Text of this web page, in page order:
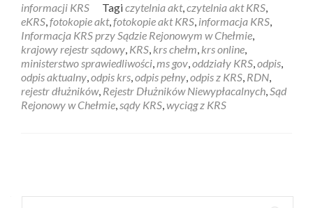
informacji KRS
Tagiczytelnia akt,czytelnia akt KRS,
eKRS,fotokopie akt,fotokopie akt KRS, informacja KRS,
Informacja KRS przy Sądzie Rejonowym w Chełmie,
krajowy rejestr sądowy, KRS, krs chełm, krs online,
ministerstwo sprawiedliwości,ms gov,oddziały KRS,odpis,
odpis aktualny,odpis krs,odpis pełny,odpis z KRS, RDN,
rejestr dłużników, Rejestr Dłużników Niewypłacalnych,Sąd
Rejonowy w Chełmie,sądy KRS,wyciąg z KRS